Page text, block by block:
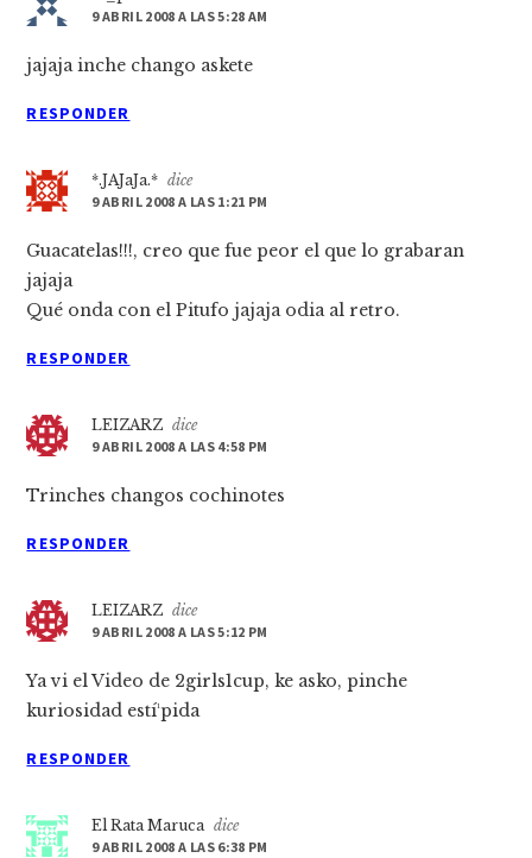
9 ABRIL 2008 A LAS 5:28 AM
jajaja inche chango askete
RESPONDER
*.JAJaJa.* dice
9 ABRIL 2008 A LAS 1:21 PM
Guacatelas!!!, creo que fue peor el que lo grabaran
jajaja
Qué onda con el Pitufo jajaja odia al retro.
RESPONDER
LEIZARZ dice
9 ABRIL 2008 A LAS 4:58 PM
Trinches changos cochinotes
RESPONDER
LEIZARZ dice
9 ABRIL 2008 A LAS 5:12 PM
Ya vi el Video de 2girls1cup, ke asko, pinche
kuriosidad estí¹pida
RESPONDER
El Rata Maruca dice
9 ABRIL 2008 A LAS 6:38 PM